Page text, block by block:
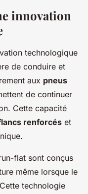
innovation
technologique
de conduire et
aux pneus
de continuer
Cette capacité
renforcés et
flat sont conçus
même lorsque le
technologie